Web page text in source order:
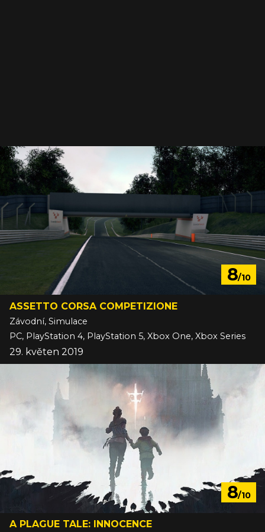
8/10
ASSETTO CORSA COMPETIZIONE
Závodní, Simulace
PC, PlayStation 4, PlayStation 5, Xbox One, Xbox Series
29. květen 2019
8/10
A PLAGUE TALE: INNOCENCE